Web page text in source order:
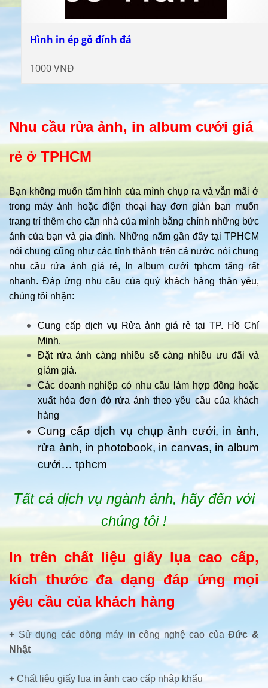
Hình in ép gỗ đính đá
1000 VNĐ
Nhu cầu rửa ảnh, in album cưới giá
rẻ ở TPHCM
Bạn không muốn tấm hình của mình chụp ra và vẫn mãi ở
trong máy ảnh hoặc điện thoại hay đơn giản bạn muốn
trang trí thêm cho căn nhà của mình bằng chính những bức
ảnh của bạn và gia đình. Những năm gần đây tại TPHCM
nói chung cũng như các tỉnh thành trên cả nước nói chung
nhu cầu rửa ảnh giá rẻ, In album cưới tphcm tăng rất
nhanh. Đáp ứng nhu cầu của quý khách hàng thân yêu,
chúng tôi nhận:
Cung cấp dịch vụ Rửa ảnh giá rẻ tại TP. Hồ Chí
Minh.
Đặt rửa ảnh càng nhiều sẽ càng nhiều ưu đãi và
giảm giá.
Các doanh nghiệp có nhu cầu làm hợp đồng hoặc
xuất hóa đơn đỏ rửa ảnh theo yêu cầu của khách
hàng
Cung cấp dịch vụ chụp ảnh cưới, in ảnh,
rửa ảnh, in photobook, in canvas, in album
cưới… tphcm
Tất cả dịch vụ ngành ảnh, hãy đến với
chúng tôi !
In trên chất liệu giấy lụa cao cấp,
kích thước đa dạng đáp ứng mọi
yêu cầu của khách hàng
+ Sử dụng các dòng máy in công nghệ cao củaĐức &
Nhật
+ Chất liệu giấy lụa in ảnh cao cấp nhập khẩu